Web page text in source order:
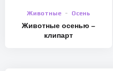
Животные Осень
Животные осенью –
клипарт